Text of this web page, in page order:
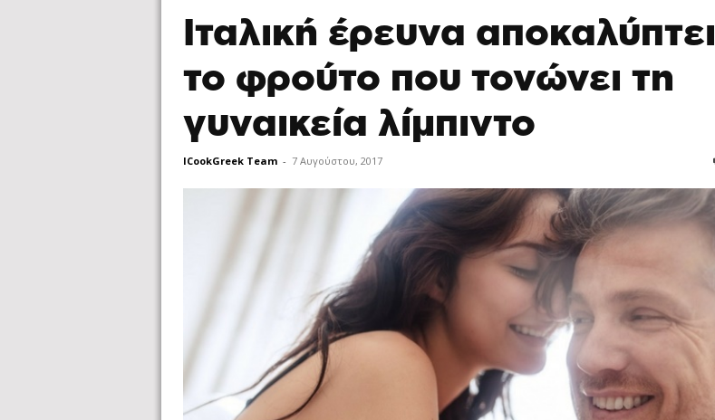
Ιταλική έρευνα αποκαλύπτει
το φρούτο που τονώνει τη
γυναικεία λίμπιντο
ICookGreek Team - 7 Αυγούστου, 2017